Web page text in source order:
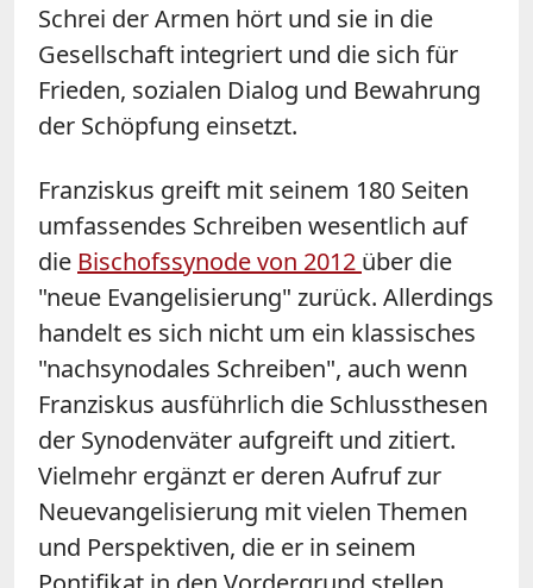
Schrei der Armen hört und sie in die
Gesellschaft integriert und die sich für
Frieden, sozialen Dialog und Bewahrung
der Schöpfung einsetzt.
Franziskus greift mit seinem 180 Seiten
umfassendes Schreiben wesentlich auf
die Bischofssynode von 2012 über die
"neue Evangelisierung" zurück. Allerdings
handelt es sich nicht um ein klassisches
"nachsynodales Schreiben", auch wenn
Franziskus ausführlich die Schlussthesen
der Synodenväter aufgreift und zitiert.
Vielmehr ergänzt er deren Aufruf zur
Neuevangelisierung mit vielen Themen
und Perspektiven, die er in seinem